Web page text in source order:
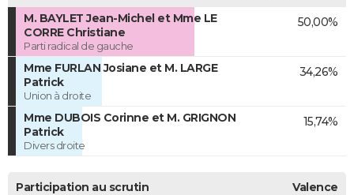
M. BAYLET Jean-Michel et Mme LE
CORRE Christiane
Parti radical de gauche
50,00%
Mme FURLAN Josiane et M. LARGE
Patrick
Union à droite
34,26%
Mme DUBOIS Corinne et M. GRIGNON
Patrick
Divers droite
15,74%
Participation au scrutin Valence